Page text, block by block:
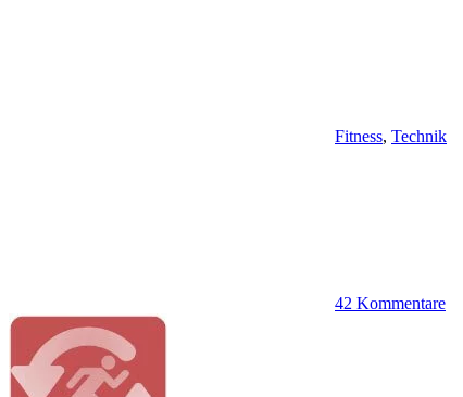
Fitness, Technik
42 Kommentare